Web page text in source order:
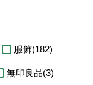
服飾(182)
無印良品(3)